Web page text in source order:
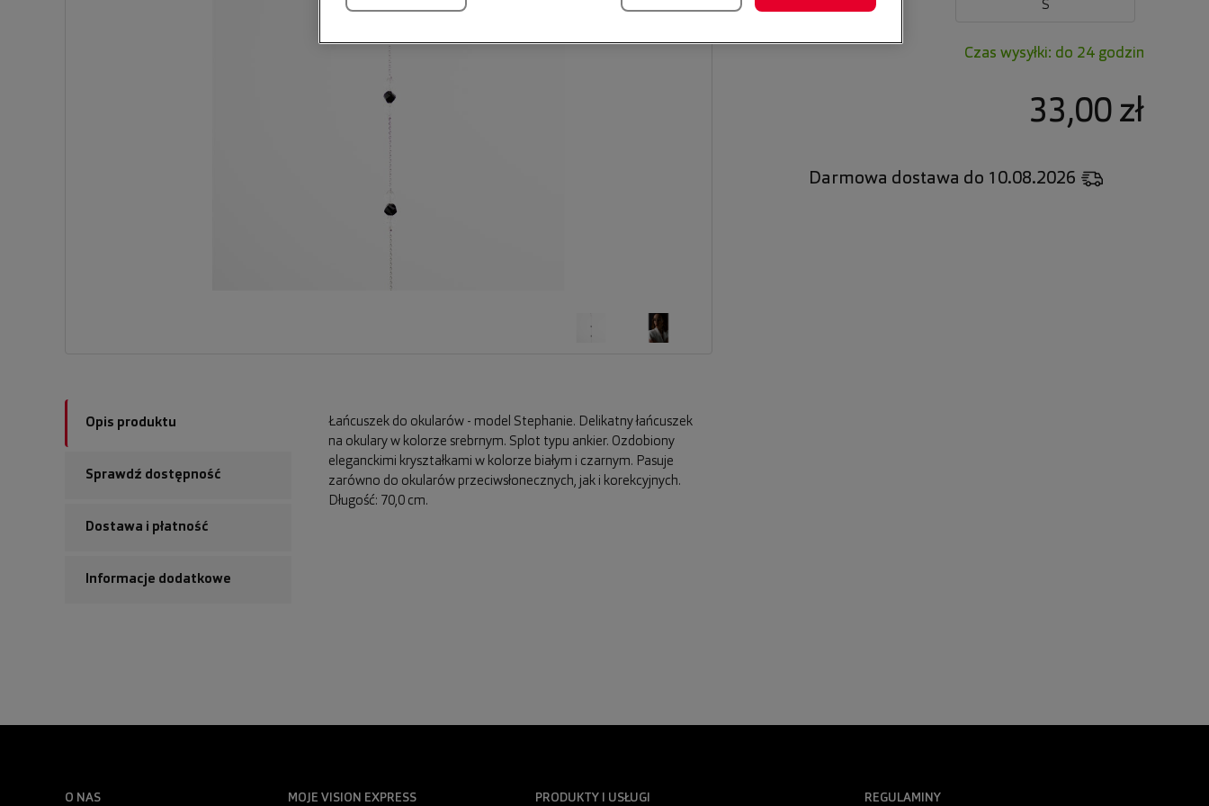
S
Czas wysyłki: do 24 godzin
33,00 zł
Darmowa dostawa do 10.08.2026
Opis produktu
Sprawdź dostępność
Dostawa i płatność
Informacje dodatkowe
Łańcuszek do okularów - model Stephanie. Delikatny łańcuszek
na okulary w kolorze srebrnym. Splot typu ankier. Ozdobiony
eleganckimi kryształkami w kolorze białym i czarnym. Pasuje
zarówno do okularów przeciwsłonecznych, jak i korekcyjnych.
Długość: 70,0 cm.
O NAS MOJE VISION EXPRESS PRODUKTY I USŁUGI REGULAMINY